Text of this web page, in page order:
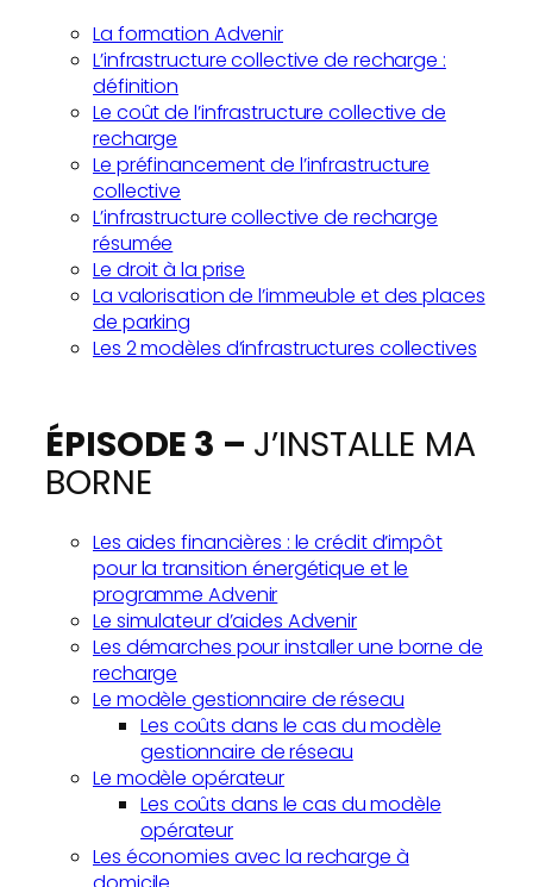
La formation Advenir
L’infrastructure collective de recharge :
définition
Le coût de l’infrastructure collective de
recharge
Le préfinancement de l’infrastructure
collective
L’infrastructure collective de recharge
résumée
Le droit à la prise
La valorisation de l’immeuble et des places
de parking
Les 2 modèles d’infrastructures collectives
ÉPISODE 3 – J’INSTALLE MA
BORNE
Les aides financières : le crédit d’impôt
pour la transition énergétique et le
programme Advenir
Le simulateur d’aides Advenir
Les démarches pour installer une borne de
recharge
Le modèle gestionnaire de réseau
Les coûts dans le cas du modèle
gestionnaire de réseau
Le modèle opérateur
Les coûts dans le cas du modèle
opérateur
Les économies avec la recharge à